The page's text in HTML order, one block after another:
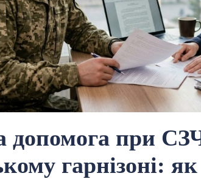
допомога при
гарнізоні: як